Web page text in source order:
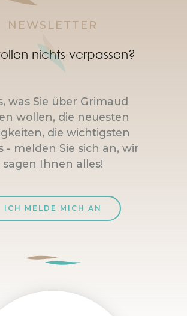
NEWSLETTER
nichts verpassen?
was Sie über Grimaud
wollen, die neuesten
die wichtigsten
- melden Sie sich an, wir
sagen Ihnen alles!
ICH MELDE MICH AN